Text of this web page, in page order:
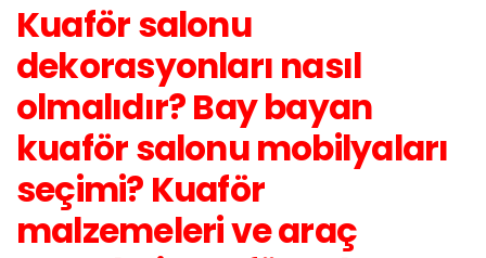
Kuaför salonu
dekorasyonları nasıl
olmalıdır? Bay bayan
kuaför salonu mobilyaları
seçimi? Kuaför
malzemeleri ve araç